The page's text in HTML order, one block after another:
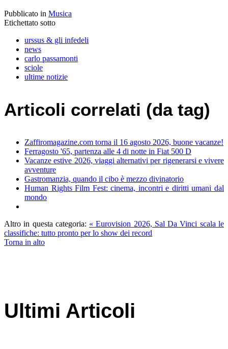
Pubblicato in Musica
Etichettato sotto
urssus & gli infedeli
news
carlo passamonti
sciole
ultime notizie
Articoli correlati (da tag)
Zaffiromagazine.com torna il 16 agosto 2026, buone vacanze!
Ferragosto '65, partenza alle 4 di notte in Fiat 500 D
Vacanze estive 2026, viaggi alternativi per rigenerarsi e vivere
avventure
Gastromanzia, quando il cibo è mezzo divinatorio
Human Rights Film Fest: cinema, incontri e diritti umani dal
mondo
Altro in questa categoria: « Eurovision 2026, Sal Da Vinci scala le
classifiche: tutto pronto per lo show dei record
Torna in alto
Ultimi Articoli